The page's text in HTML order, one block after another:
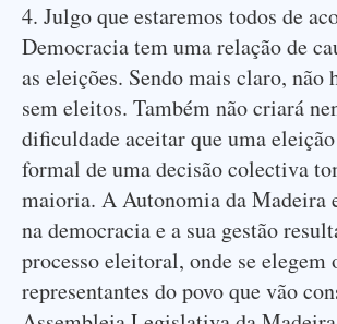
4. Julgo que estaremos todos de
Democracia tem uma relação de
as eleições. Sendo mais claro, não
sem eleitos. Também não criará
dificuldade aceitar que uma
formal de uma decisão colectiva
maioria. A Autonomia da Madeira
na democracia e a sua gestão
processo eleitoral, onde se elegem
representantes do povo que vão